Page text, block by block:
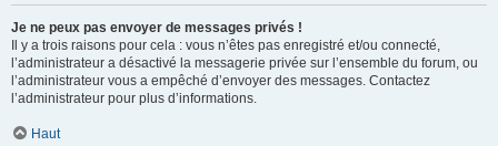
Je ne peux pas envoyer de messages privés !
Il y a trois raisons pour cela : vous n’êtes pas enregistré et/ou connecté,
l’administrateur a désactivé la messagerie privée sur l’ensemble du forum, ou
l’administrateur vous a empêché d’envoyer des messages. Contactez
l’administrateur pour plus d’informations.
Haut